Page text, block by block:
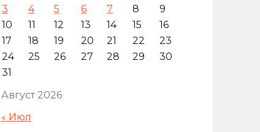
Август 2026
3
4 5 6 7 8
9
10
11 12 13 14 15
16
17
18 19 20 21 22
23
24
25 26 27 28 29
30
31
« Июл